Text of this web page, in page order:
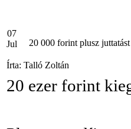
07
Jul
20 000 forint plusz
Írta: Talló Zoltán
20 ezer forint